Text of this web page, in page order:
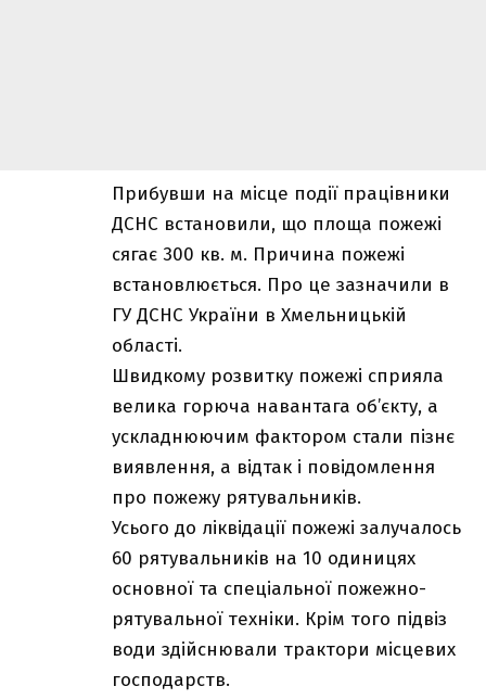
Прибувши на місце події працівники
ДСНС встановили, що площа пожежі
сягає 300 кв. м. Причина пожежі
встановлюється. Про це зазначили в
ГУ ДСНС України в Хмельницькій
області.
Швидкому розвитку пожежі сприяла
велика горюча навантага об’єкту, а
ускладнюючим фактором стали пізнє
виявлення, а відтак і повідомлення
про пожежу рятувальників.
Усього до ліквідації пожежі залучалось
60 рятувальників на 10 одиницях
основної та спеціальної пожежно-
рятувальної техніки. Крім того підвіз
води здійснювали трактори місцевих
господарств.